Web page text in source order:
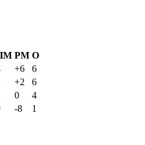
РМ О
+6
6
+2
6
0
4
-8
1